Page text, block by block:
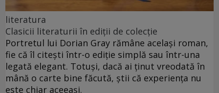
literatura
Clasicii literaturii în ediții de colecție
Portretul lui Dorian Gray rămâne același roman,
fie că îl citești într-o ediție simplă sau într-una
legată elegant. Totuși, dacă ai ținut vreodată în
mână o carte bine făcută, știi că experiența nu
este chiar aceeași.